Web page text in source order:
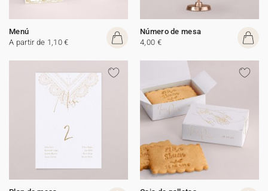
Menú
A partir de 1,10 €
Número de mesa
4,00 €